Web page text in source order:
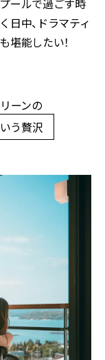
ールで過ごす時
日中、ドラマティ
堪能したい！
ーンの
う贅沢